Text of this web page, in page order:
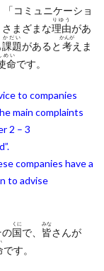
コミュニケーショ
まざまな理由
りゆう
があ
課題
かだい
があると 考
かんが
えま
命
めい
です。
to companies
main complaints
2 – 3
companies have a
to advise
の国
くに
で、 皆
みな
さんが
です。